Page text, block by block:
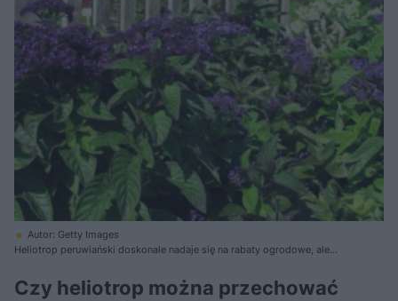
Autor: Getty Images
Heliotrop peruwiański doskonale nadaje się na rabaty ogrodowe, ale
Czy heliotrop można przechować